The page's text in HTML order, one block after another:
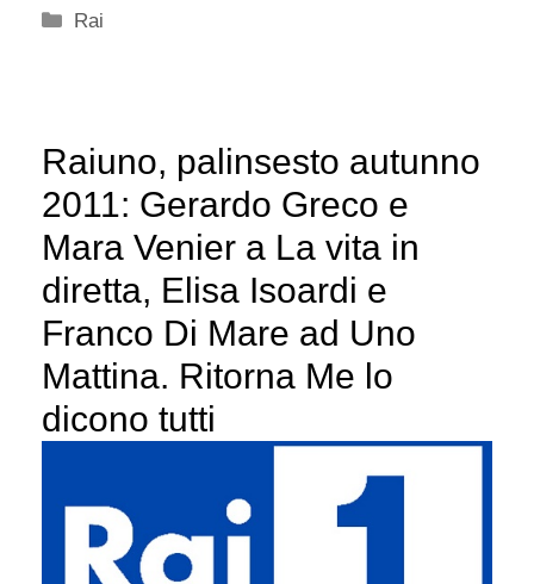
Categorie
Rai
Raiuno, palinsesto autunno
2011: Gerardo Greco e
Mara Venier a La vita in
diretta, Elisa Isoardi e
Franco Di Mare ad Uno
Mattina. Ritorna Me lo
dicono tutti